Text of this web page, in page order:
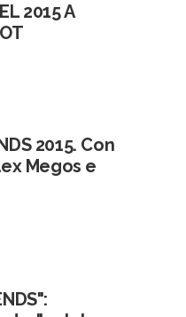
2015 A
2015. Con
Megos e